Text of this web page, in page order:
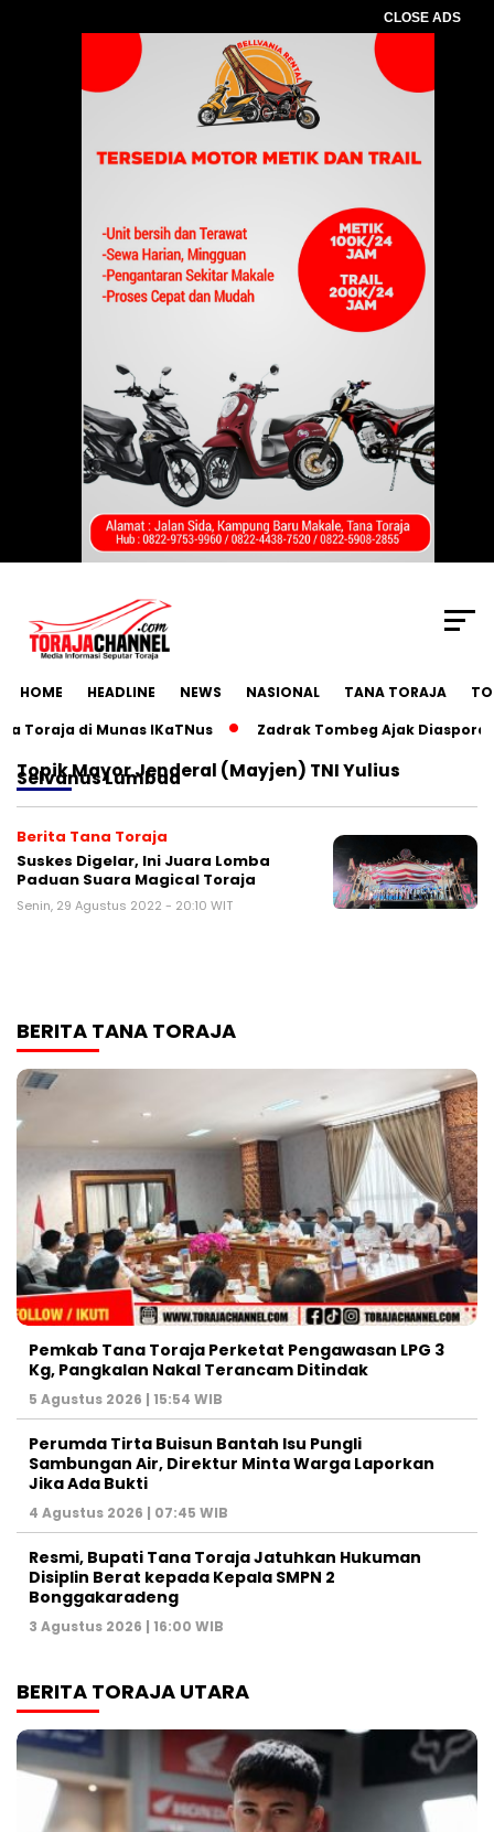
CLOSE ADS
HOME HEADLINE NEWS NASIONAL TANA TORAJA
di Munas IKaTNus
Zadrak Tombeg Ajak Diaspora
TopikMayor Jenderal (Mayjen) TNI Yulius
Selvanus Lumbaa
Berita Tana Toraja
Suskes Digelar, Ini Juara Lomba
Paduan Suara Magical Toraja
Senin, 29 Agustus 2022 - 20:10 WIT
BERITA TANA TORAJA
Pemkab Tana Toraja Perketat Pengawasan LPG 3
Kg, Pangkalan Nakal Terancam Ditindak
5 Agustus 2026 | 15:54 WIB
Perumda Tirta Buisun Bantah Isu Pungli
Sambungan Air, Direktur Minta Warga Laporkan
Jika Ada Bukti
4 Agustus 2026 | 07:45 WIB
Resmi, Bupati Tana Toraja Jatuhkan Hukuman
Disiplin Berat kepada Kepala SMPN 2
Bonggakaradeng
3 Agustus 2026 | 16:00 WIB
BERITA TORAJA UTARA